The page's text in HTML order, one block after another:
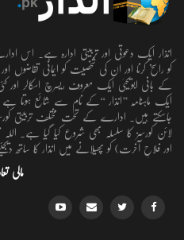
انذار ایک دعوتی اور تربیتی ادارہ ہے۔ اس
کو راسخ کرنا اور ان کی شخصیت کو ایمانی
کے بانی ابویحییٰ ایک معروف ریسرچ اسکالر
ایک ماہنامہ ’’انذار ‘‘کے نام سے شائع
جاسکتے ہیں۔ ادارے کے تحت مختلف تربیتی
لائن کورسز کا سلسلہ بھی شروع کیا گیا ہے۔
اور فلاحِ آخرت) کو پھیلانے میں انذار کا ساتھ
مالی